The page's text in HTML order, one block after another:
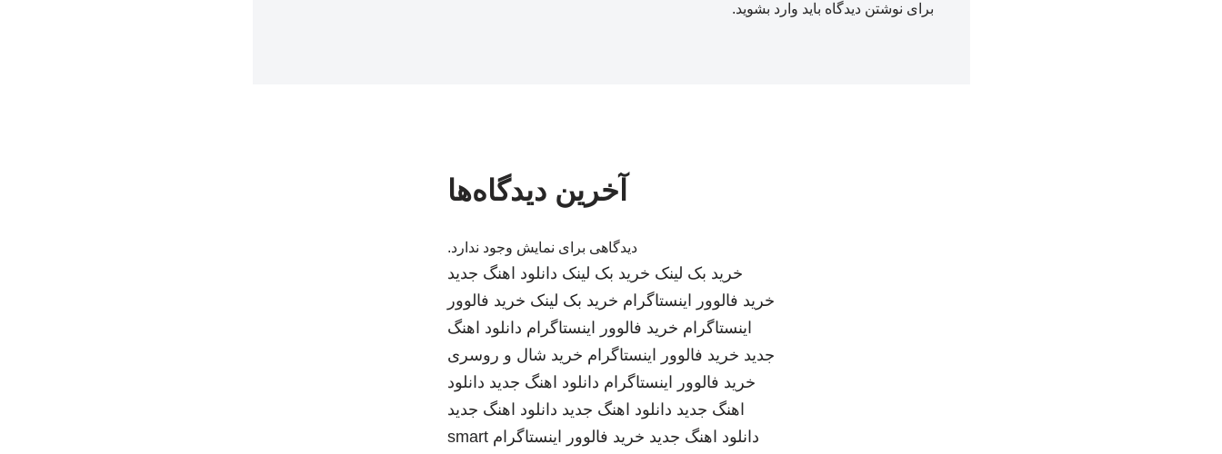
برای نوشتن دیدگاه باید وارد بشوید.
آخرین دیدگاه‌ها
دیدگاهی برای نمایش وجود ندارد.
خرید بک لینک خرید بک لینک دانلود اهنگ جدید
خرید فالوور اینستاگرام خرید بک لینک خرید فالوور
اینستاگرام خرید فالوور اینستاگرام دانلود اهنگ
جدید خرید فالوور اینستاگرام خرید شال و روسری
خرید فالوور اینستاگرام دانلود اهنگ جدید دانلود
اهنگ جدید دانلود اهنگ جدید دانلود اهنگ جدید
دانلود اهنگ جدید خرید فالوور اینستاگرام smart